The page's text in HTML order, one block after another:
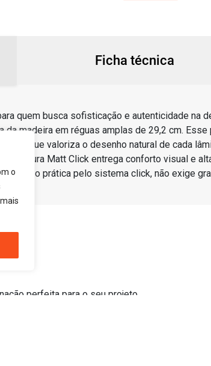
o
Ficha técnica
quem busca sofisticação e autenticidade na
da madeira em réguas amplas de 29,2 cm.
que valoriza o desenho natural de cada
a Natura Matt Click entrega conforto visual e
prática pelo sistema click, não exige
perfeita para o seu projeto.